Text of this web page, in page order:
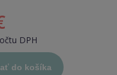
DPH
do košíka